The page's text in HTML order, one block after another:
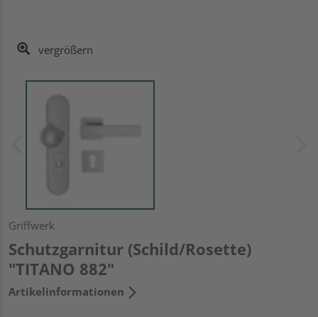
vergrößern
Griffwerk
Schutzgarnitur (Schild/Rosette)
"TITANO 882"
Artikelinformationen